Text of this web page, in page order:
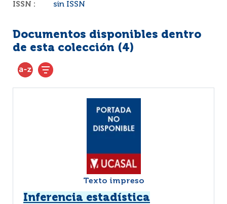
ISSN :
sin ISSN
Documentos disponibles dentro
de esta colección (4)
Texto impreso
Inferencia estadística